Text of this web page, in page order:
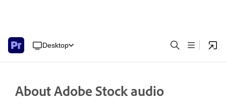
Desktop
About Adobe Stock audio